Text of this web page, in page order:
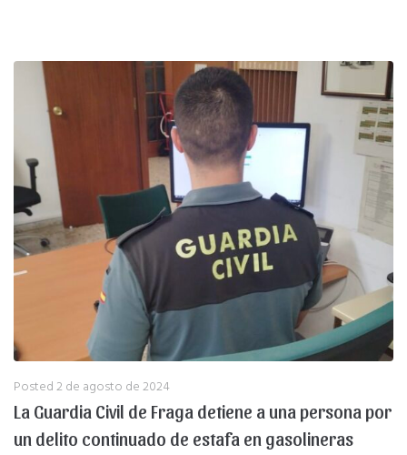
Posted2 de agosto de 2024
La Guardia Civil de Fraga detiene a una persona por
un delito continuado de estafa en gasolineras